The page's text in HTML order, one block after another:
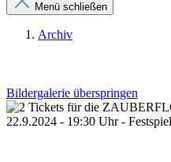
Menü schließen
Archiv
Bildergalerie überspringen